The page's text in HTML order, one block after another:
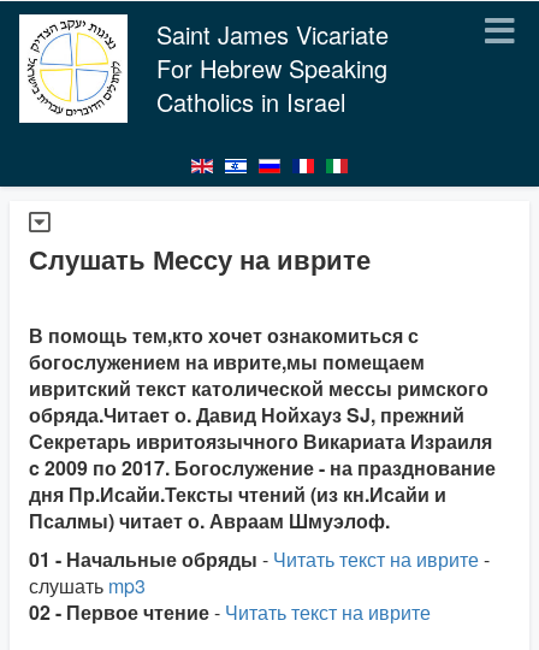
Saint James Vicariate
For Hebrew Speaking
Catholics in Israel
Слушать Мессу на иврите
В помощь тем,кто хочет ознакомиться с
богослужением на иврите,мы помещаем
ивритский текст католической мессы римского
обряда.Читает о. Давид Нойхауз SJ, прежний
Секретарь ивритоязычного Викариата Израиля
c 2009 по 2017. Богослужение - на празднование
дня Пр.Исайи.Тексты чтений (из кн.Исайи и
Псалмы) читает о. Авраам Шмуэлоф.
01 - Начальные обряды - Читать текст на иврите-
слушать mp3
02 - Первое чтение- Читать текст на иврите